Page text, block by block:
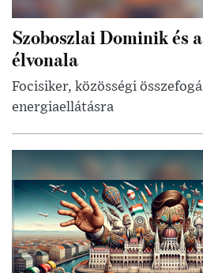
Szoboszlai Dominik és
élvonala
Focisiker, közösségi
energiaellátásra